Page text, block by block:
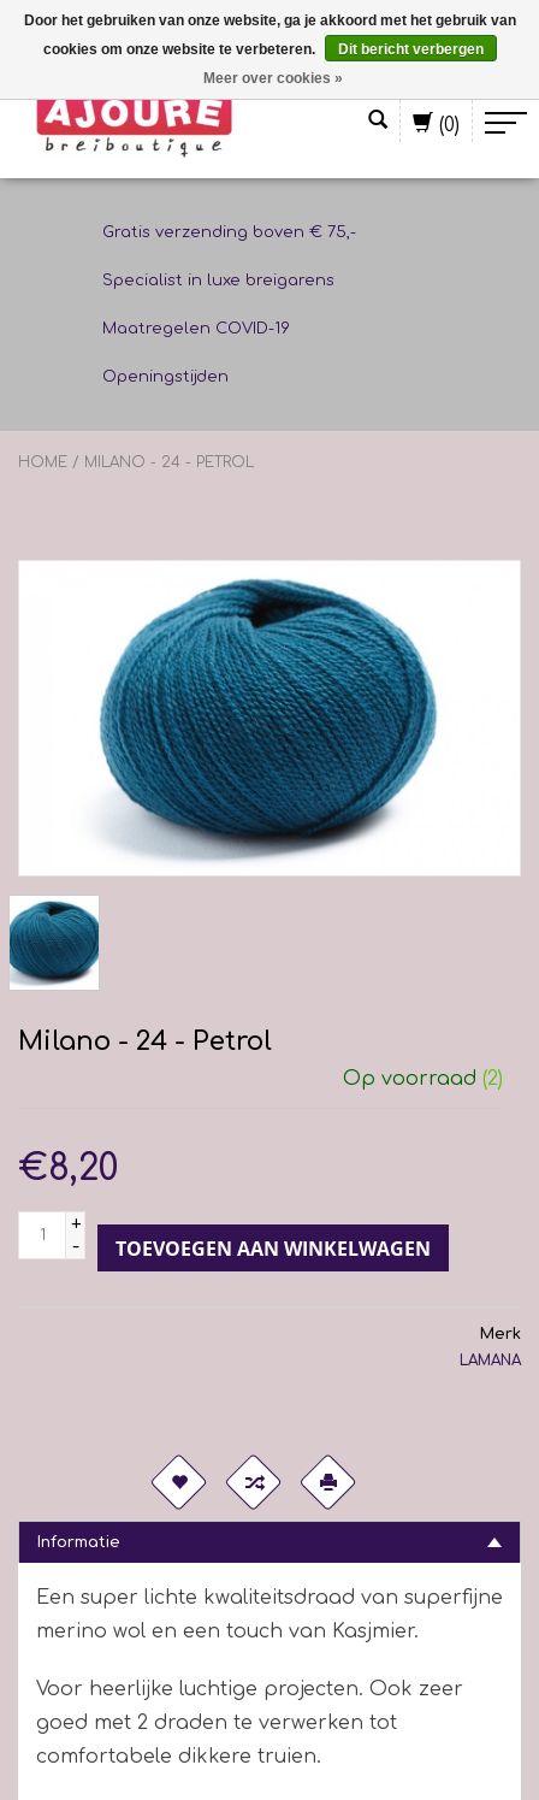
(0)
Gratis verzending boven € 75,-
Specialist in luxe breigarens
Maatregelen COVID-19
Openingstijden
HOME / MILANO - 24 - PETROL
Milano - 24 - Petrol
Op voorraad (2)
€8,20
+
-
TOEVOEGEN AAN WINKELWAGEN
Merk
LAMANA
Informatie
Een super lichte kwaliteitsdraad van superfijne
merino wol en een touch van Kasjmier.
Voor heerlijke luchtige projecten. Ook zeer
goed met 2 draden te verwerken tot
comfortabele dikkere truien.
Door het gebruiken van onze website, ga je akkoord met het gebruik van
cookies om onze website te verbeteren.
Dit bericht verbergen
Meer over cookies »